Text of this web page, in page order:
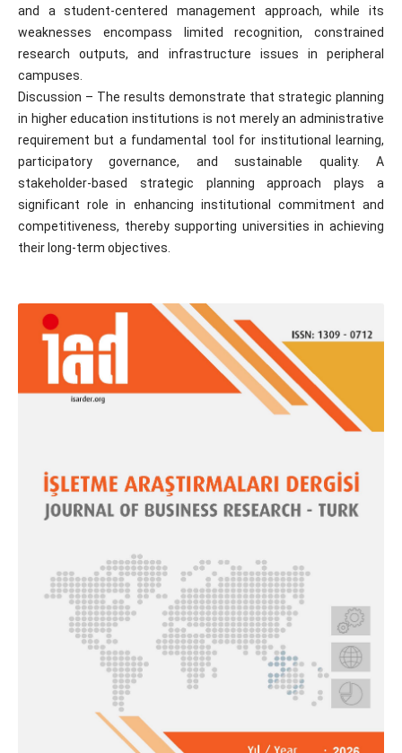
and a student-centered management approach, while its
weaknesses encompass limited recognition, constrained
research outputs, and infrastructure issues in peripheral
campuses.
Discussion – The results demonstrate that strategic planning
in higher education institutions is not merely an administrative
requirement but a fundamental tool for institutional learning,
participatory governance, and sustainable quality. A
stakeholder-based strategic planning approach plays a
significant role in enhancing institutional commitment and
competitiveness, thereby supporting universities in achieving
their long-term objectives.